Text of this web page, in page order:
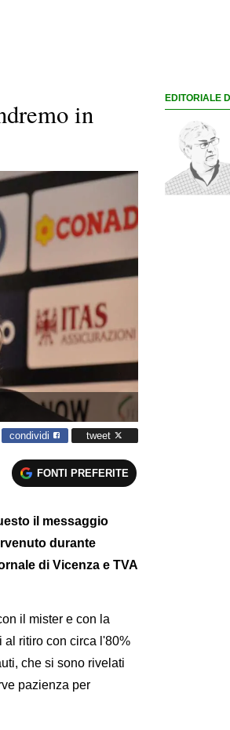
in
condividi tweet
FONTI PREFERITE
il messaggio
durante
di Vicenza e TVA
il mister e con la
al ritiro con circa l'80%
che si sono rivelati
pazienza per
EDITORIALE